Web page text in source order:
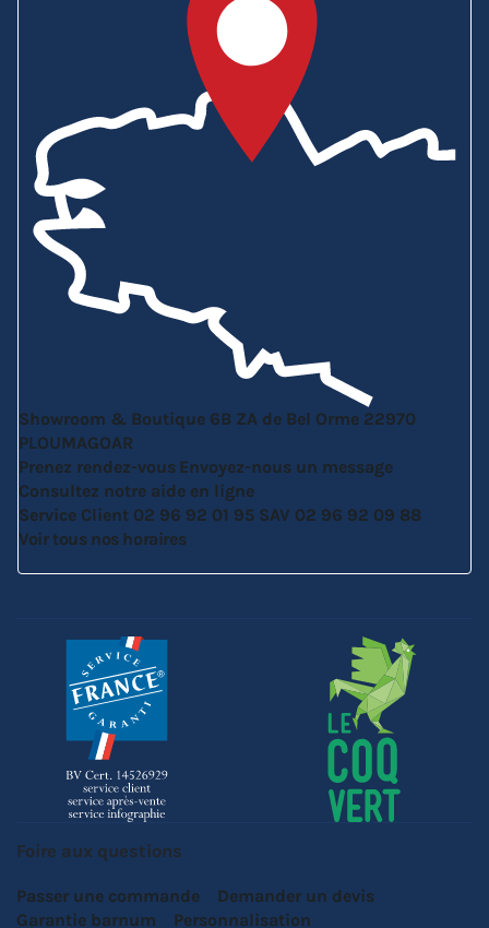
Showroom & Boutique 6B ZA de Bel Orme 22970
PLOUMAGOAR
Prenez rendez-vous Envoyez-nous un message
Consultez notre aide en ligne
Service Client 02 96 92 01 95 SAV 02 96 92 09 88
Voir tous nos horaires
Foire aux questions
Passer une commande
Demander un devis
Garantie barnum
Personnalisation